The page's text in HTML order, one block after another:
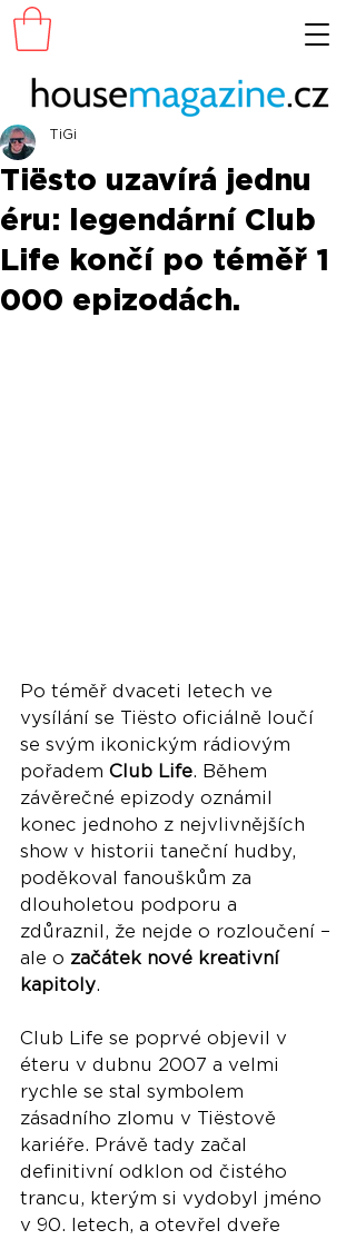
Tiësto uzavírá jednu
éru: legendární Club
Life končí po téměř 1
000 epizodách.
TiGi
Po téměř dvaceti letech ve
vysílání se Tiësto oficiálně loučí
se svým ikonickým rádiovým
pořadem Club Life. Během
závěrečné epizody oznámil
konec jednoho z nejvlivnějších
show v historii taneční hudby,
poděkoval fanouškům za
dlouholetou podporu a
zdůraznil, že nejde o rozloučení –
ale o začátek nové kreativní
kapitoly.
Club Life se poprvé objevil v
éteru v dubnu 2007 a velmi
rychle se stal symbolem
zásadního zlomu v Tiëstově
kariéře. Právě tady začal
definitivní odklon od čistého
trancu, kterým si vydobyl jméno
v 90. letech, a otevřel dveře